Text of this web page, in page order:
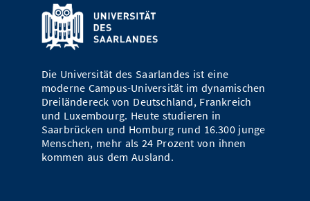
Die Universität des Saarlandes ist eine
moderne Campus-Universität im dynamischen
Dreiländereck von Deutschland, Frankreich
und Luxembourg. Heute studieren in
Saarbrücken und Homburg rund 16.300 junge
Menschen, mehr als 24 Prozent von ihnen
kommen aus dem Ausland.